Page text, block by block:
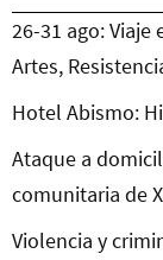
26-31 ago:
Artes,
Hotel Abismo:
Ataque a
comunitaria de
Violencia y